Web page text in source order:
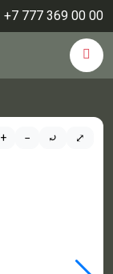
+7 777 369 00 00
+ − ⤾ ⤢